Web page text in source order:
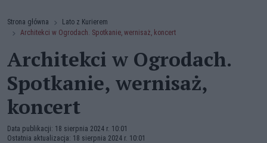
Strona główna
Lato z Kurierem
Architekci w Ogrodach. Spotkanie, wernisaż, koncert
Architekci w Ogrodach.
Spotkanie, wernisaż,
koncert
Data publikacji: 18 sierpnia 2024 r. 10:01
Ostatnia aktualizacja: 18 sierpnia 2024 r. 10:01